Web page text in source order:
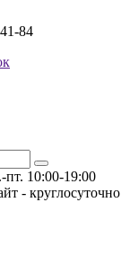
84
пт. 10:00-19:00
- круглосуточно